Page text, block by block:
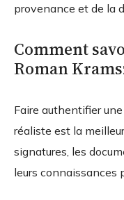
provenance et de la
Comment
Roman
Faire authentifier
réaliste est la
signatures, les
leurs connaissances